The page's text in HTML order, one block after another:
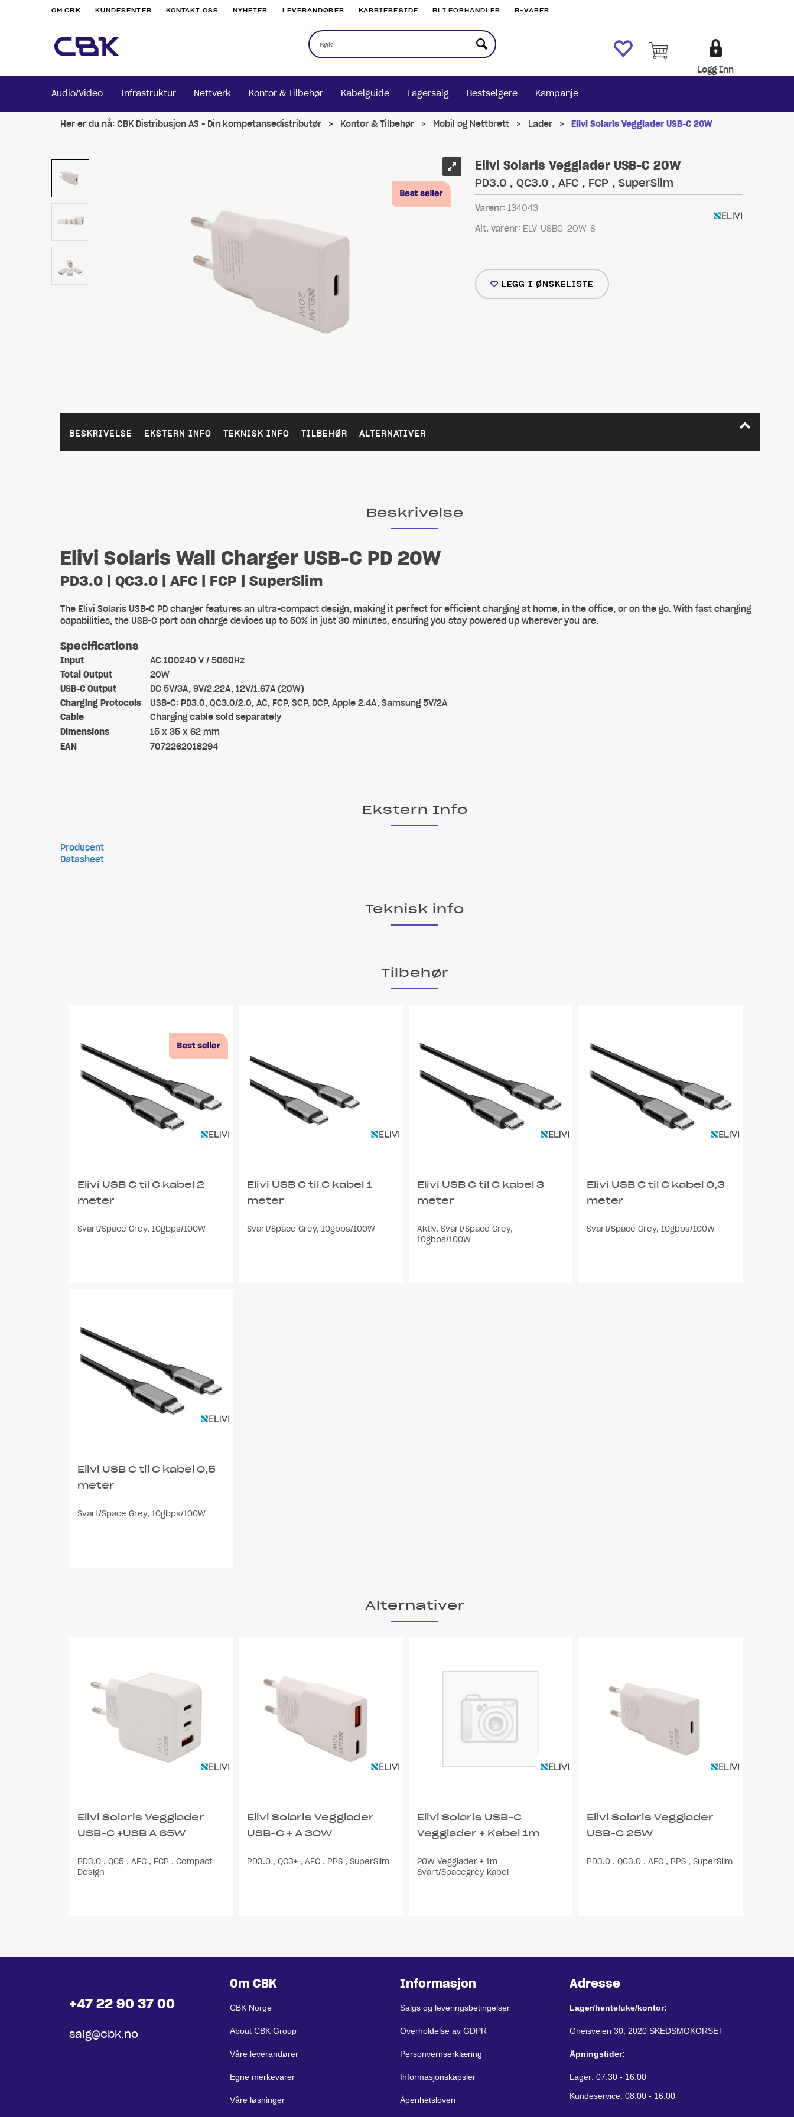
OM CBK KUNDESENTER KONTAKT OSS NYHETER LEVERANDØRER KARRIERESIDE BLI FORHANDLER B-VARER
Logg Inn
Audio/Video Infrastruktur Nettverk Kontor & Tilbehør Kabelguide Lagersalg Bestselgere Kampanje
Her er du nå: CBK Distribusjon AS - Din kompetansedistributør > Kontor & Tilbehør > Mobil og Nettbrett > Lader > Elivi Solaris Vegglader USB-C 20W
Elivi Solaris Vegglader USB-C 20W
PD3.0 , QC3.0 , AFC , FCP , SuperSlim
Varenr: 134043
Alt. varenr: ELV-USBC-20W-S
LEGG I ØNSKELISTE
BESKRIVELSE EKSTERN INFO TEKNISK INFO TILBEHØR ALTERNATIVER
Beskrivelse
Elivi Solaris Wall Charger USB-C PD 20W
PD3.0 | QC3.0 | AFC | FCP | SuperSlim
The Elivi Solaris USB-C PD charger features an ultra-compact design, making it perfect for efficient charging at home, in the office, or on the go. With fast charging
capabilities, the USB-C port can charge devices up to 50% in just 30 minutes, ensuring you stay powered up wherever you are.
Specifications
Input
AC 100240 V / 5060Hz
Total Output
20W
USB-C Output
DC 5V/3A, 9V/2.22A, 12V/1.67A (20W)
Charging Protocols
USB-C: PD3.0, QC3.0/2.0, AC, FCP, SCP, DCP, Apple 2.4A, Samsung 5V/2A
Cable
Charging cable sold separately
Dimensions
15 x 35 x 62 mm
EAN
7072262018294
Ekstern Info
Produsent
Datasheet
Teknisk info
Tilbehør
Elivi USB C til C kabel 2
meter
Svart/Space Grey, 10gbps/100W
Elivi USB C til C kabel 1
meter
Svart/Space Grey, 10gbps/100W
Elivi USB C til C kabel 3
meter
Aktiv, Svart/Space Grey,
10gbps/100W
Elivi USB C til C kabel 0,3
meter
Svart/Space Grey, 10gbps/100W
Elivi USB C til C kabel 0,5
meter
Svart/Space Grey, 10gbps/100W
Alternativer
Elivi Solaris Vegglader
USB-C +USB A 65W
PD3.0 , QC5 , AFC , FCP , Compact
Design
Elivi Solaris Vegglader
USB-C + A 30W
PD3.0 , QC3+ , AFC , PPS , SuperSlim
Elivi Solaris USB-C
Vegglader + Kabel 1m
20W Vegglader + 1m
Svart/Spacegrey kabel
Elivi Solaris Vegglader
USB-C 25W
PD3.0 , QC3.0 , AFC , PPS , SuperSlim
+47 22 90 37 00
salg@cbk.no
Om CBK
CBK Norge
About CBK Group
Våre leverandører
Egne merkevarer
Våre løsninger
Informasjon
Salgs og leveringsbetingelser
Overholdelse av GDPR
Personvernserklæring
Informasjonskapsler
Åpenhetsloven
Adresse
Lager/henteluke/kontor:
Gneisveien 30, 2020 SKEDSMOKORSET
Åpningstider:
Lager: 07.30 - 16.00
Kundeservice: 08:00 - 16.00